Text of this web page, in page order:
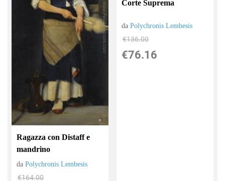
Ragazza con Distaff e
mandrino
daPolychronis Lembesis
€164.00
Corte Suprema
daPolychronis Lembesis
€136.00
€76.16